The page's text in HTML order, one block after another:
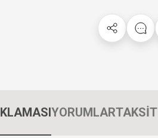
YORUMLARTAKSİT